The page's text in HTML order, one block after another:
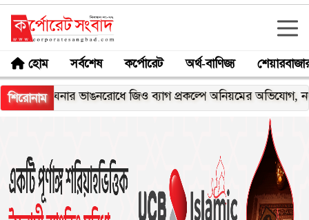
হোম সর্বশেষ কর্পোরেট অর্থ-বাণিজ্য
শিরোনামভাঙনরোধে জিও ব্যাগ প্রকল্পে অনিয়মের অভিযোগ, নদীরকূলে